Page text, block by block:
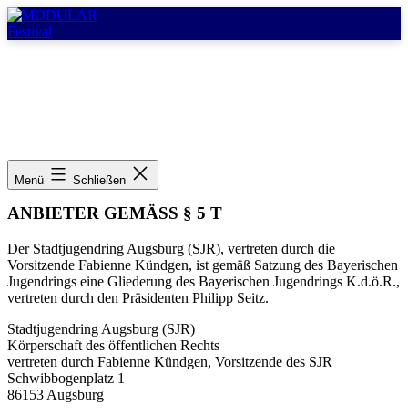
Zum
Inhalt
Menü Schließen
IMPRESSUM
ANBIETER GEMÄSS § 5 T
Der Stadtjugendring Augsburg (SJR), vertreten durch die
Vorsitzende Fabienne Kündgen, ist gemäß Satzung des Bayerischen
Jugendrings eine Gliederung des Bayerischen Jugendrings K.d.ö.R.,
vertreten durch den Präsidenten Philipp Seitz.
Stadtjugendring Augsburg (SJR)
Körperschaft des öffentlichen Rechts
vertreten durch Fabienne Kündgen, Vorsitzende des SJR
Schwibbogenplatz 1
86153 Augsburg